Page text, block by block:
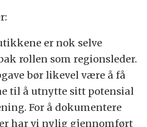
er nok selve
rollen som regionsleder.
bør likevel være å få
til å utnytte sitt potensial
For å dokumentere
har vi nylig gjennomført